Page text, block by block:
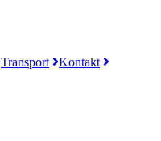
Transport
Kontakt